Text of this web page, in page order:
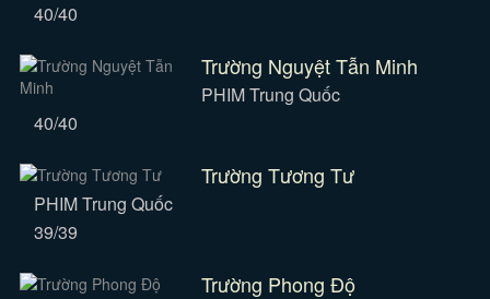
40/40
Trường Nguyệt Tẫn Minh
PHIM Trung Quốc
40/40
Trường Tương Tư
PHIM Trung Quốc
39/39
Trường Phong Độ